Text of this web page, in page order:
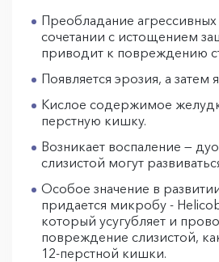
Преобладание
сочетании с истощением
приводит к повреждению
Появляется эрозия, а затем
Кислое содержимое
перстную кишку.
Возникает воспаление —
слизистой могут
Особое значение в
придается микробу -
который усугубляет и
повреждение слизистой,
12-перстной кишки.